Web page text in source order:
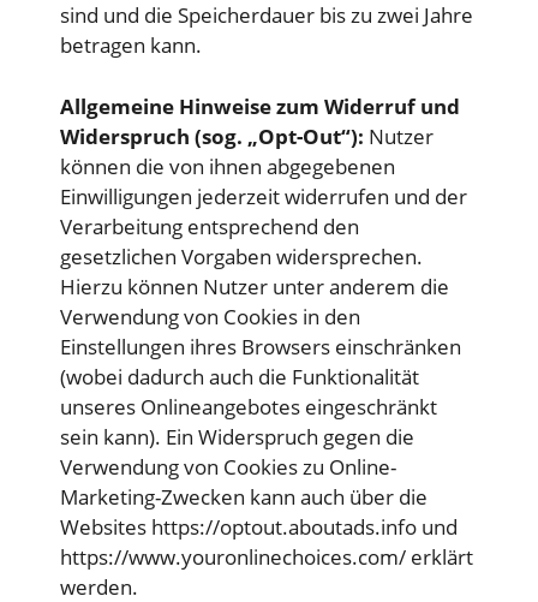
sind und die Speicherdauer bis zu zwei Jahre
betragen kann.
Allgemeine Hinweise zum Widerruf und
Widerspruch (sog. „Opt-Out“): Nutzer
können die von ihnen abgegebenen
Einwilligungen jederzeit widerrufen und der
Verarbeitung entsprechend den
gesetzlichen Vorgaben widersprechen.
Hierzu können Nutzer unter anderem die
Verwendung von Cookies in den
Einstellungen ihres Browsers einschränken
(wobei dadurch auch die Funktionalität
unseres Onlineangebotes eingeschränkt
sein kann). Ein Widerspruch gegen die
Verwendung von Cookies zu Online-
Marketing-Zwecken kann auch über die
Websites https://optout.aboutads.info und
https://www.youronlinechoices.com/ erklärt
werden.